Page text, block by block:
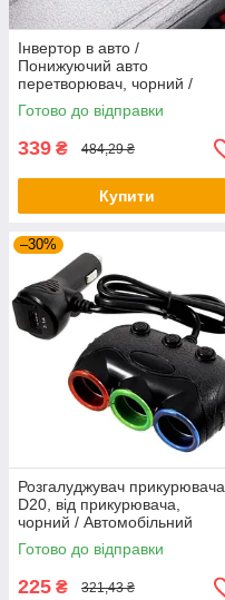
Інвертор в авто /
Понижуючий авто
перетворювач, чорний /
Перетворювач напруги
24В-12В 10А
Готово до відправки
339 ₴ 484,29 ₴
Купити
–30%
Розгалуджувач прикурювача,
D20, від прикурювача,
чорний / Автомобільний
зарядний пристрій (5
пристроїв) з підсвічуванням
Готово до відправки
225 ₴ 321,43 ₴